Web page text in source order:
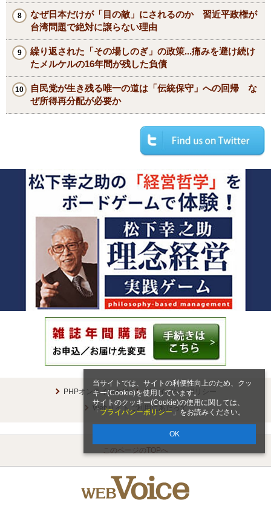
当サイトでは、サイトの利便性向上のため、クッ
キー(Cookie)を使用しています。
サイトのクッキー(Cookie)の使用に関しては、
「 プライバシーポリシー 」をお読みください。
OK
なぜ日本だけが「目の敵」にされるのか 習近平政権が
台湾問題で絶対に譲らない理由
繰り返された「その場しのぎ」の政策...痛みを避け続け
たメルケルの16年間が残した負債
自民党が生き残る唯一の道は「伝統保守」への回帰 な
ぜ所得再分配が必要か
PHPオンラインとは
プライバシーポリシー
Webサイトご利用にあたって
このページのTOPへ